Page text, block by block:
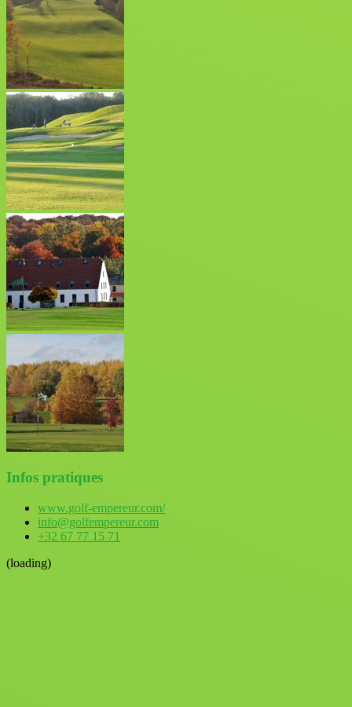
Infos pratiques
www.golf-empereur.com/
info@golfempereur.com
+32 67 77 15 71
(loading)